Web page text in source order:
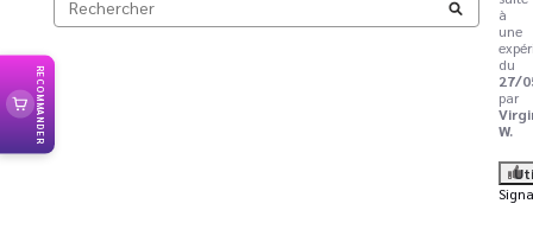
à
une
du
27/
par
W.
RECOMMANDER